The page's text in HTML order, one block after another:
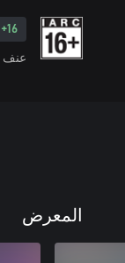
16+
عنف
المعرض